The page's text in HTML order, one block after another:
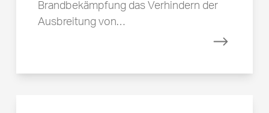
Brandbekämpfung das Verhindern der
Ausbreitung von…
Mehr